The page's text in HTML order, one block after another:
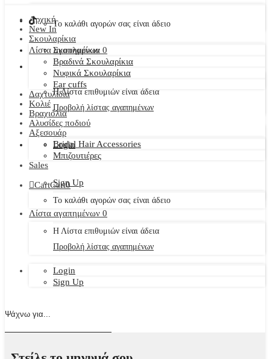
Το καλάθι αγορών σας είναι άδειο
Λίστα αγαπημένων 0
Η Λίστα επιθυμιών είναι άδεια
Προβολή λίστας αγαπημένων
Login
Sign Up
Αρχική
New In
Σκουλαρίκια
Σκουλαρίκια
Βραδινά Σκουλαρίκια
Νυφικά Σκουλαρίκια
Ear cuffs
Δαχτυλίδια
Κολιέ
Βραχιόλια
Αλυσίδες ποδιού
Αξεσουάρ
Bridal Hair Accessories
Μπιζουτιέρες
Sales
CartCart0
Το καλάθι αγορών σας είναι άδειο
Λίστα αγαπημένων 0
Η Λίστα επιθυμιών είναι άδεια
Προβολή λίστας αγαπημένων
Login
Sign Up